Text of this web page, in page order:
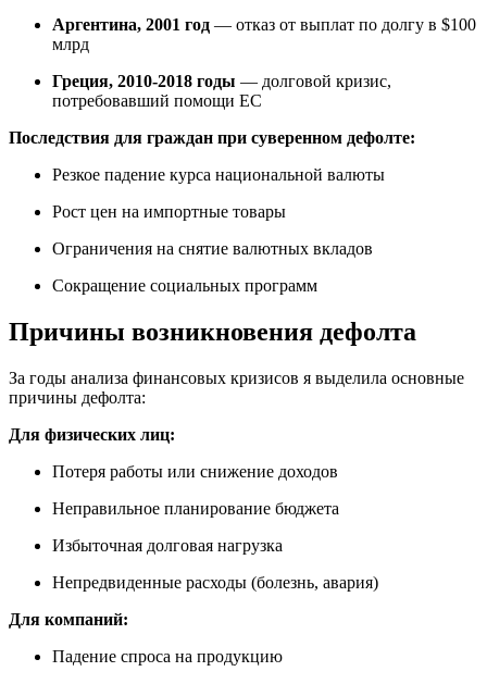
Аргентина, 2001 год — отказ от выплат по долгу в $100
млрд
Греция, 2010-2018 годы — долговой кризис,
потребовавший помощи ЕС
Последствия для граждан при суверенном дефолте:
Резкое падение курса национальной валюты
Рост цен на импортные товары
Ограничения на снятие валютных вкладов
Сокращение социальных программ
Причины возникновения дефолта
За годы анализа финансовых кризисов я выделила основные
причины дефолта:
Для физических лиц:
Потеря работы или снижение доходов
Неправильное планирование бюджета
Избыточная долговая нагрузка
Непредвиденные расходы (болезнь, авария)
Для компаний:
Падение спроса на продукцию